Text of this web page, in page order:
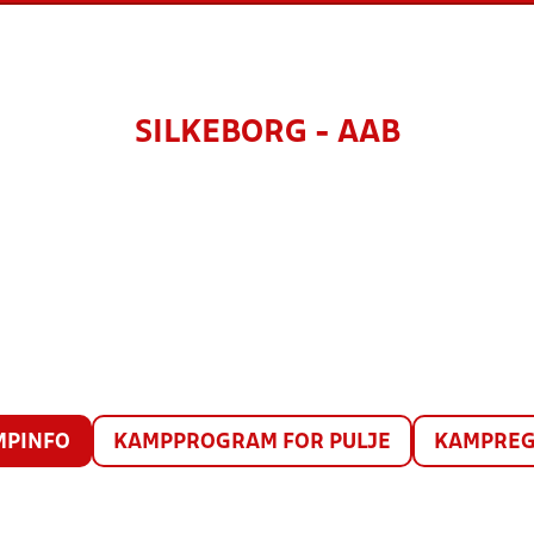
SILKEBORG - AAB
KAMPPROGRAM FOR PULJE